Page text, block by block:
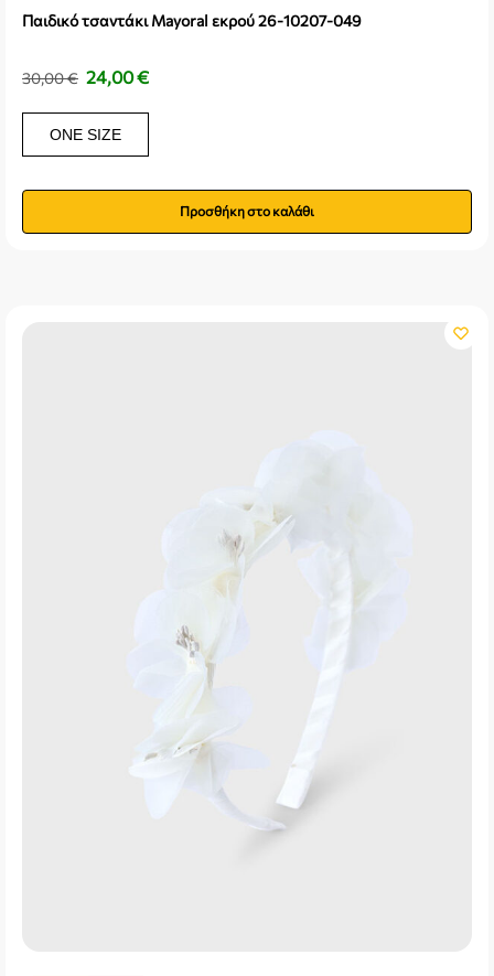
Παιδικό τσαντάκι Mayoral εκρού 26-10207-049
30,00€ 24,00€
ONE SIZE
Προσθήκη στο καλάθι